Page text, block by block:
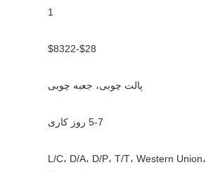
1
$28-$8322
پالت چوبی، جعبه چوبی
5-7 روز کاری
L/C، D/A، D/P، T/T، Western Union،